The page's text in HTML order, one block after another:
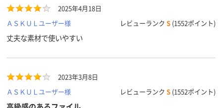
2025年4月18日
ＡＳＫＵＬユーザー様
レビューランク S (1552ポイント)
丈夫な素材で使いやすい
2023年3月8日
ＡＳＫＵＬユーザー様
レビューランク S (1552ポイント)